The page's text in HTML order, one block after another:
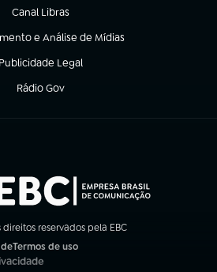
Canal Libras
(abre em nova aba)
e Análise de Mídias
aba)
Publicidade Legal
(abre em nova aba)
Rádio Gov
(abre em nova aba)
direitos reservados pela EBC
Termos de uso
(abre em nova aba)